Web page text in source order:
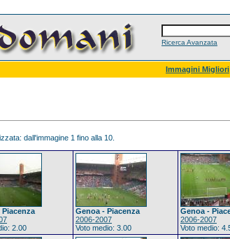
Ricerca Avanzata
Immagini Migliori
dall'immagine 1 fino alla 10.
Piacenza
2.00
Genoa - Piacenza
2006-2007
Voto medio: 3.00
Genoa -
2006-2007
Voto medio: